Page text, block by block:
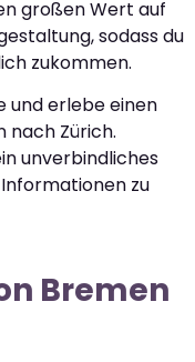
großen Wert auf
sodass du
zukommen.
und erlebe einen
nach Zürich.
unverbindliches
zu
Bremen